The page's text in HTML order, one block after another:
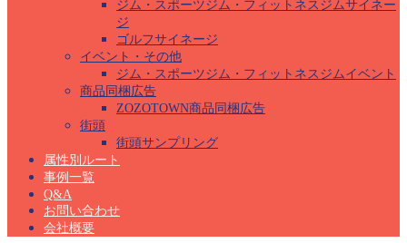
ジム・スポーツジム・フィットネスジムサイネー
ジ
ゴルフサイネージ
イベント・その他
ジム・スポーツジム・フィットネスジムイベント
商品同梱広告
ZOZOTOWN商品同梱広告
街頭
街頭サンプリング
属性別ルート
事例一覧
Q&A
お問い合わせ
会社概要